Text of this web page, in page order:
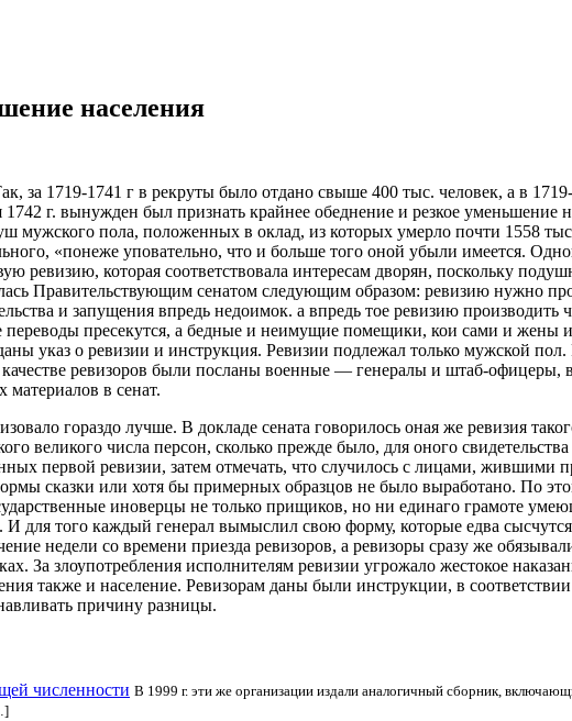
населения
за 1719-1741 г в рекруты было отдано свыше 400 тыс. человек, а в
г. вынужден был признать крайнее обеднение и резкое
мужского пола, положенных в оклад, из которых умерло почти 1558
«понеже уповательно, что и больше того оной убыли имеется.
ревизию, которая соответствовала интересам дворян, поскольку
Правительствующим сенатом следующим образом: ревизию нужно
и запущения впредь недоимок. а впредь тое ревизию производить
пресекутся, а бедные и неимущие помещики, кои сами и жены
указ о ревизии и инструкция. Ревизии подлежал только мужской
ревизоров были посланы военные — генералы и штаб-офицеры, в
материалов в сенат.
гораздо лучше. В докладе сената говорилось оная же ревизия
великого числа персон, сколько прежде было, для оного
первой ревизии, затем отмечать, что случилось с лицами,
сказки или хотя бы примерных образцов не было выработано. По
иноверцы не только прищиков, но ни единаго грамоте
для того каждый генерал вымыслил свою форму, которые едва
недели со времени приезда ревизоров, а ревизоры сразу же
За злоупотребления исполнителям ревизии угрожало жестокое
также и население. Ревизорам даны были инструкции, в
причину разницы.
численности В 1999 г. эти же организации издали аналогичный сборник,